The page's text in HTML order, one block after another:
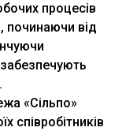
процесів
починаючи від
«Сільпо»
співробітників